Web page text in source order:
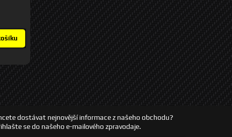
dostávat nejnovější informace z našeho obchodu?
se do našeho e-mailového zpravodaje.